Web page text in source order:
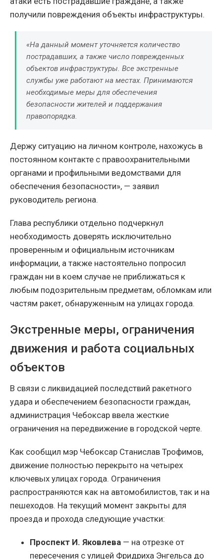
получили повреждения объекты инфраструктуры.
«На данный момент уточняется количество
пострадавших, а также число поврежденных
объектов инфраструктуры. Все экстренные
службы уже работают на местах. Принимаются
необходимые меры для обеспечения
безопасности жителей и поддержания
правопорядка.
Держу ситуацию на личном контроле, нахожусь в
постоянном контакте с правоохранительными
органами и профильными ведомствами для
обеспечения безопасности», — заявил
руководитель региона.
Глава республики отдельно подчеркнул
необходимость доверять исключительно
проверенным и официальным источникам
информации, а также настоятельно попросил
граждан ни в коем случае не приближаться к
любым подозрительным предметам, обломкам или
частям ракет, обнаруженным на улицах города.
Экстренные меры, ограничения
движения и работа социальных
объектов
В связи с ликвидацией последствий ракетного
удара и обеспечением безопасности граждан,
администрация Чебоксар ввела жесткие
ограничения на передвижение в городской черте.
Как сообщил мэр Чебоксар Станислав Трофимов,
движение полностью перекрыто на четырех
ключевых улицах города. Ограничения
распространяются как на автомобилистов, так и на
пешеходов. На текущий момент закрыты для
проезда и прохода следующие участки:
Проспект И. Яковлева — на отрезке от
пересечения с улицей Фридриха Энгельса до